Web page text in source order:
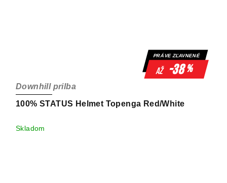
PRÁVE ZĽAVNENÉ
až -38%
100% STATUS Helmet Topenga Red/White
Downhill prilba
Skladom